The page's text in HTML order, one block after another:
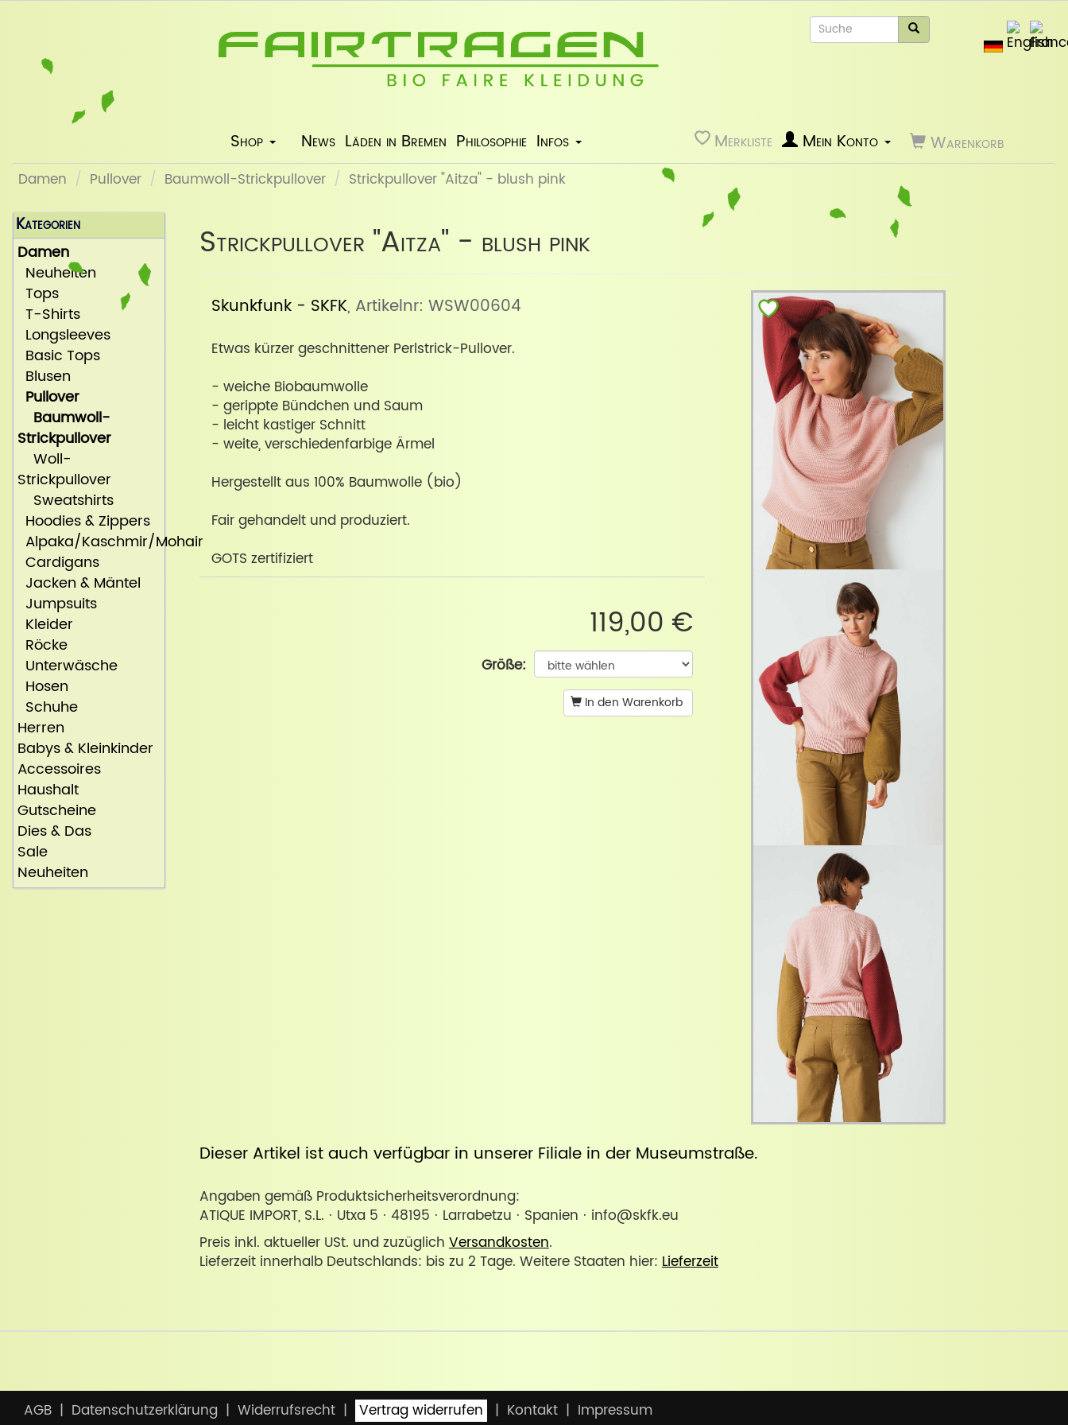
Shop News Läden in Bremen Philosophie Infos Merkliste Warenkorb
Mein Konto
Damen Pullover Baumwoll-Strickpullover Strickpullover "Aitza" - blush pink
Strickpullover "Aitza" - blush pink
Skunkfunk - SKFK, Artikelnr: WSW00604
Etwas kürzer geschnittener Perlstrick-Pullover.
- weiche Biobaumwolle
- gerippte Bündchen und Saum
- leicht kastiger Schnitt
- weite, verschiedenfarbige Ärmel
Hergestellt aus 100% Baumwolle (bio)
Fair gehandelt und produziert.
GOTS zertifiziert
119,00 €
Größe:
In den Warenkorb
Dieser Artikel ist auch verfügbar in unserer Filiale in der Museumstraße.
Angaben gemäß Produktsicherheitsverordnung:
ATIQUE IMPORT, S.L. · Utxa 5 · 48195 · Larrabetzu · Spanien · info@skfk.eu
Preis inkl. aktueller USt. und zuzüglichVersandkosten.
Lieferzeit innerhalb Deutschlands: bis zu 2 Tage. Weitere Staaten hier:Lieferzeit
Kategorien
Damen
Neuheiten
Tops
T-Shirts
Longsleeves
Basic Tops
Blusen
Pullover
Baumwoll-
Strickpullover
Woll-
Strickpullover
Sweatshirts
Hoodies & Zippers
Alpaka/Kaschmir/Mohair
Cardigans
Jacken & Mäntel
Jumpsuits
Kleider
Röcke
Unterwäsche
Hosen
Schuhe
Herren
Babys & Kleinkinder
Accessoires
Haushalt
Gutscheine
Dies & Das
Sale
Neuheiten
AGB Datenschutzerklärung Widerrufsrecht Vertrag widerrufen Kontakt Impressum